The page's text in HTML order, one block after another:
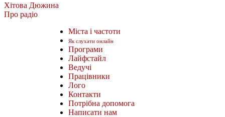
Хітова Дюжина
Про радіо
Міста і частоти
Як слухати онлайн
Програми
Лайфстайл
Ведучі
Працівники
Лого
Контакти
Потрібна допомога
Написати нам